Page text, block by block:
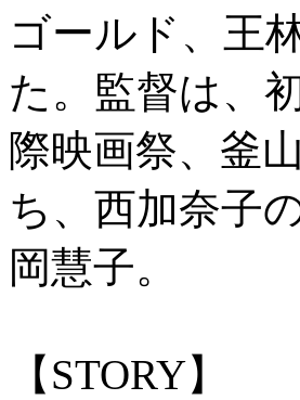
ゴールド、王
た。監督は、
際映画祭、釜
ち、西加奈子
岡慧子。
【STORY】